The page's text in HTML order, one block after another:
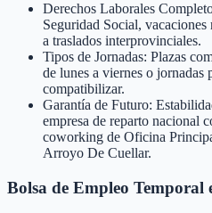
Derechos Laborales
Seguridad Social,
a traslados interprovinciales.
Tipos de Jornadas: Plazas
de lunes a viernes o jornadas
compatibilizar.
Garantía de Futuro:
empresa de reparto nacional
coworking de Oficina
Arroyo De Cuellar.
Bolsa de Empleo Temporal